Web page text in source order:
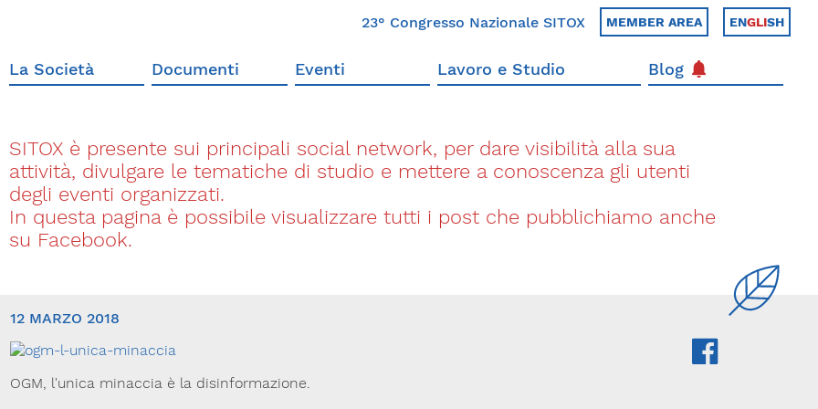
23° Congresso Nazionale SITOX MEMBER AREA ENGLISH
La Società Documenti Eventi Lavoro e Studio Blog
SITOX è presente sui principali social network, per dare visibilità alla sua
attività, divulgare le tematiche di studio e mettere a conoscenza gli utenti
degli eventi organizzati.
In questa pagina è possibile visualizzare tutti i post che pubblichiamo anche
su Facebook.
12 MARZO 2018
OGM, l'unica minaccia è la disinformazione.